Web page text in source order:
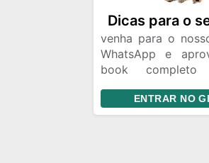
venha para o
WhatsApp e
book
ENTRAR NO